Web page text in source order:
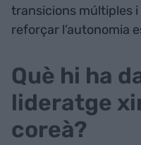
transicions múltiples
reforçar l’autonomia
Què hi ha
lideratge
coreà?